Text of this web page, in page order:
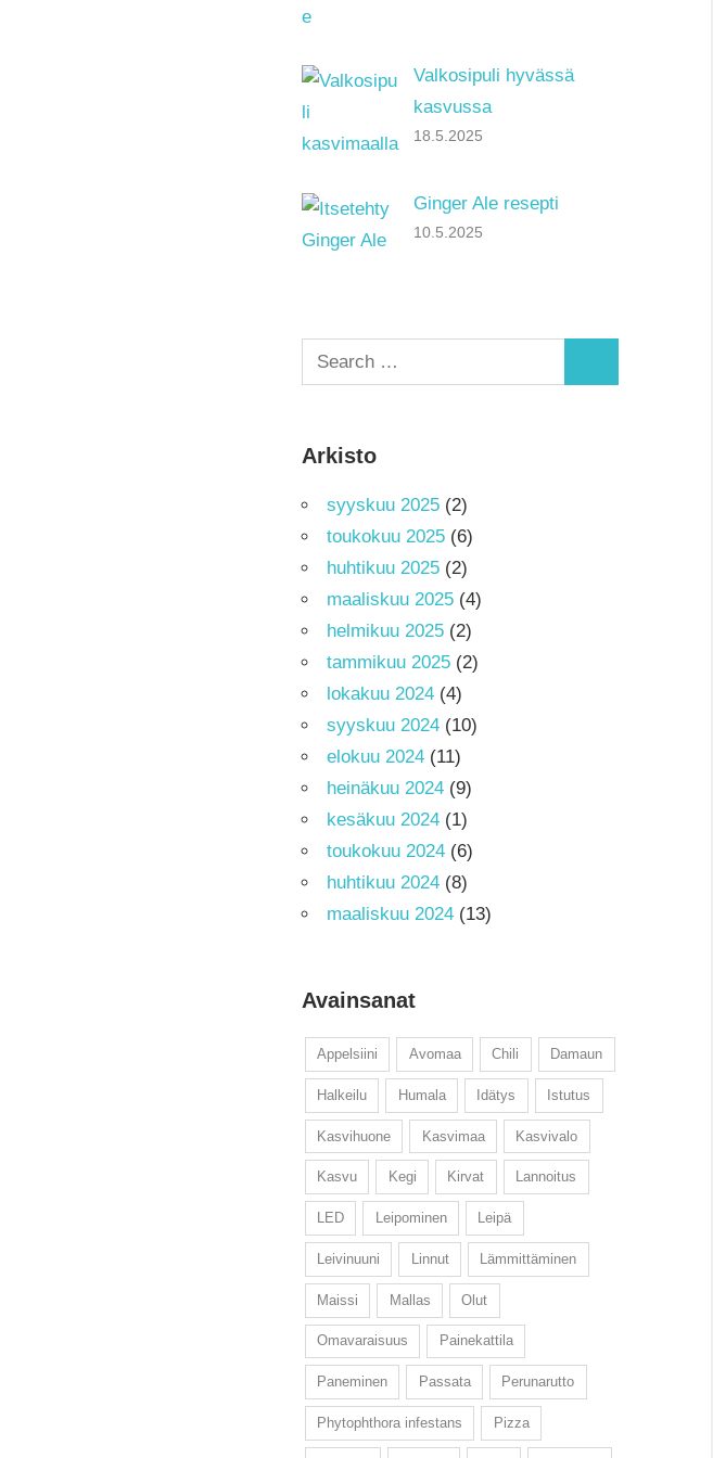
Valkosipuli hyvässä
kasvussa
18.5.2025
Ginger Ale resepti
10.5.2025
Search
for:
Arkisto
syyskuu 2025(2)
toukokuu 2025(6)
huhtikuu 2025(2)
maaliskuu 2025(4)
helmikuu 2025(2)
tammikuu 2025(2)
lokakuu 2024(4)
syyskuu 2024(10)
elokuu 2024(11)
heinäkuu 2024(9)
kesäkuu 2024(1)
toukokuu 2024(6)
huhtikuu 2024(8)
maaliskuu 2024(13)
Avainsanat
Appelsiini Avomaa Chili Damaun
Halkeilu Humala Idätys Istutus
Kasvihuone Kasvimaa Kasvivalo
Kasvu Kegi Kirvat Lannoitus
LED Leipominen Leipä
Leivinuuni Linnut Lämmittäminen
Maissi Mallas Olut
Omavaraisuus Painekattila
Paneminen Passata Perunarutto
Phytophthora infestans Pizza